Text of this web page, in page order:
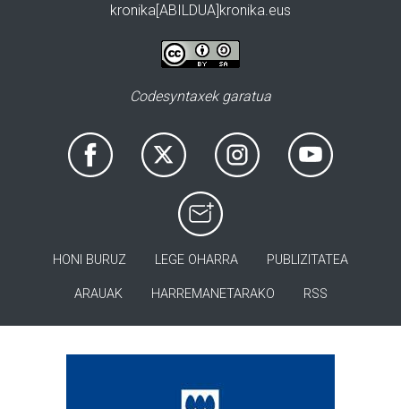
kronika[ABILDUA]kronika.eus
Codesyntaxek garatua
HONI BURUZ LEGE OHARRA PUBLIZITATEA
ARAUAK HARREMANETARAKO RSS